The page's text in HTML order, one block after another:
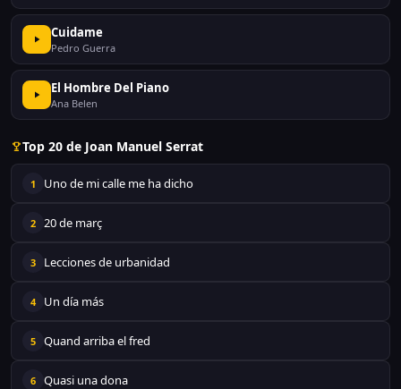
Cuidame
Pedro Guerra
El Hombre Del Piano
Ana Belen
Top 20 de Joan Manuel Serrat
1 Uno de mi calle me ha dicho
2 20 de març
3 Lecciones de urbanidad
4 Un día más
5 Quand arriba el fred
6 Quasi una dona